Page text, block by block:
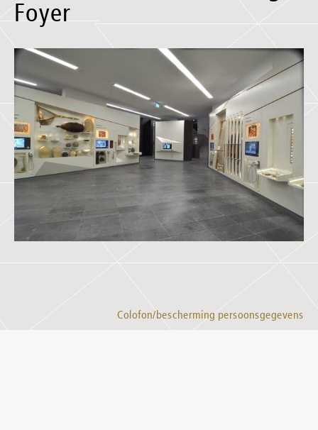
Foyer
Colofon/bescherming persoonsgegevens